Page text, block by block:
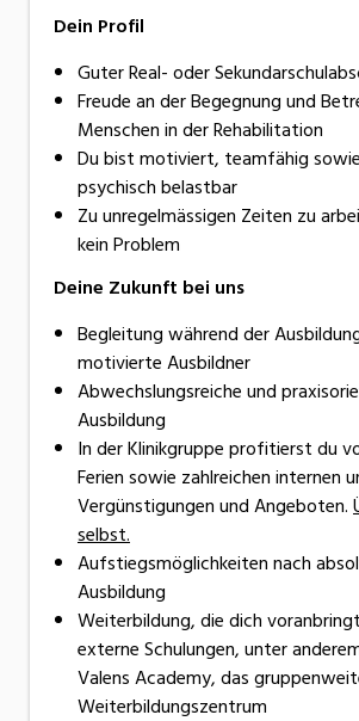
Dein Profil
Guter Real- oder
Freude an der Begegnung und
Menschen in der Rehabilitation
Du bist motiviert, teamfähig
psychisch belastbar
Zu unregelmässigen Zeiten zu
kein Problem
Deine Zukunft bei uns
Begleitung während der
motivierte Ausbildner
Abwechslungsreiche und
Ausbildung
In der Klinikgruppe profitierst du
Ferien sowie zahlreichen internen
Vergünstigungen und Angeboten.
selbst.
Aufstiegsmöglichkeiten nach
Ausbildung
Weiterbildung, die dich
externe Schulungen, unter
Valens Academy, das
Weiterbildungszentrum